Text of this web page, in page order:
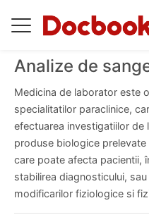
Analize de
Medicina de laborator este
specialitatilor paraclinice,
efectuarea investigatiilor de
produse biologice
care poate afecta pacientii,
stabilirea diagnosticului,
modificarilor fiziologice si